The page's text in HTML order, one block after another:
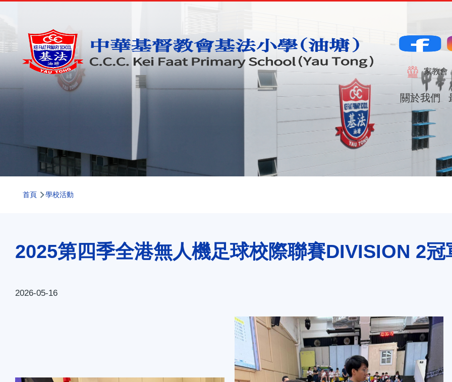
家教會
關於我們
導
結
首頁 學校活動
2025第四季全港無人機足球校際聯賽DIVISION 2冠
2026-05-16